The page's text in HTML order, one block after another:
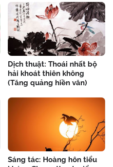
Dịch thuật: Thoái nhất bộ
hải khoát thiên không
(Tăng quảng hiền văn)
Sáng tác: Hoàng hôn tiểu